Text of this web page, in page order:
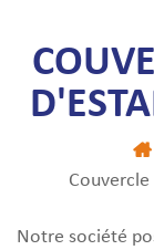
Notre société